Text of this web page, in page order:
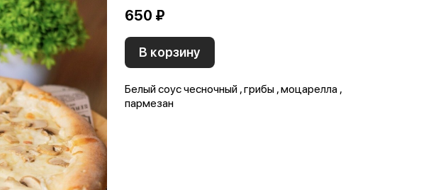
650 ₽
В корзину
Белый соус чесночный , грибы , моцарелла ,
пармезан